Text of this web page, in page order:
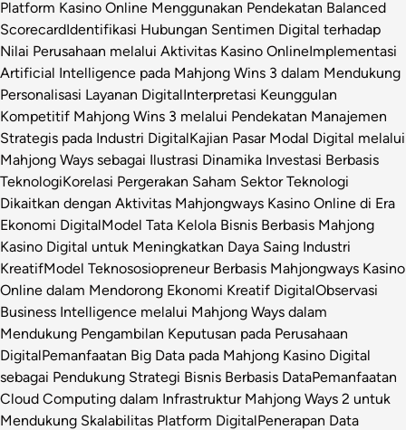
Platform Kasino Online Menggunakan Pendekatan Balanced
ScorecardIdentifikasi Hubungan Sentimen Digital terhadap
Nilai Perusahaan melalui Aktivitas Kasino OnlineImplementasi
Artificial Intelligence pada Mahjong Wins 3 dalam Mendukung
Personalisasi Layanan DigitalInterpretasi Keunggulan
Kompetitif Mahjong Wins 3 melalui Pendekatan Manajemen
Strategis pada Industri DigitalKajian Pasar Modal Digital melalui
Mahjong Ways sebagai Ilustrasi Dinamika Investasi Berbasis
TeknologiKorelasi Pergerakan Saham Sektor Teknologi
Dikaitkan dengan Aktivitas Mahjongways Kasino Online di Era
Ekonomi DigitalModel Tata Kelola Bisnis Berbasis Mahjong
Kasino Digital untuk Meningkatkan Daya Saing Industri
KreatifModel Teknososiopreneur Berbasis Mahjongways Kasino
Online dalam Mendorong Ekonomi Kreatif DigitalObservasi
Business Intelligence melalui Mahjong Ways dalam
Mendukung Pengambilan Keputusan pada Perusahaan
DigitalPemanfaatan Big Data pada Mahjong Kasino Digital
sebagai Pendukung Strategi Bisnis Berbasis DataPemanfaatan
Cloud Computing dalam Infrastruktur Mahjong Ways 2 untuk
Mendukung Skalabilitas Platform DigitalPenerapan Data